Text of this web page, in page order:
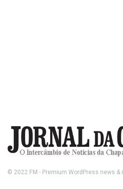
© 2022 FM - Premium WordPress news